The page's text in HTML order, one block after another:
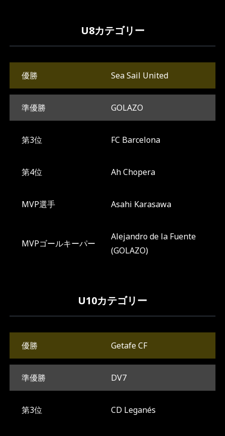
U8カテゴリー
優勝 Sea Sail United
準優勝 GOLAZO
第3位 FC Barcelona
第4位 Ah Chopera
MVP選手 Asahi Karasawa
MVPゴールキーパー
Alejandro de la Fuente
(GOLAZO)
U10カテゴリー
優勝 Getafe CF
準優勝 DV7
第3位 CD Leganés